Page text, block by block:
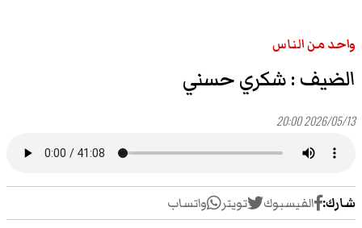
واحد من الناس
الضيف : شكري حسني
2026/05/13 20:00
شارك: الفيسبوك تويتر واتساب